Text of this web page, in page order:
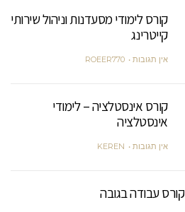
קורס לימודי מסעדנות וניהול שירותי
קייטרינג
אין תגובות ROEER770
קורס אינסטלציה – לימודי
אינסטלציה
אין תגובות KEREN
קורס עבודה בגובה